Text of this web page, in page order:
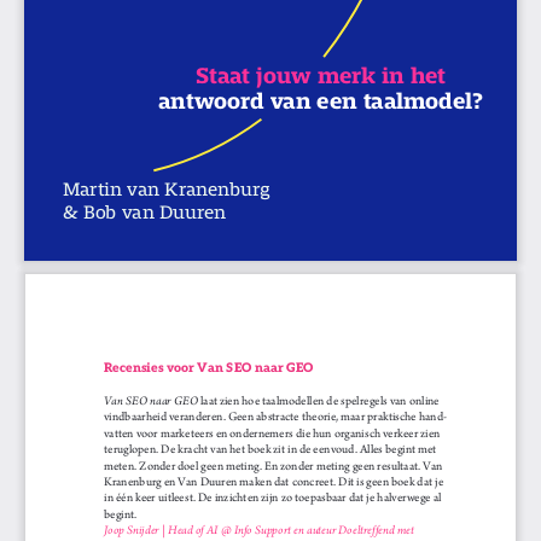
Martin van Kranenburg
& Bob van Duuren
Staat jouw merk in het
antwoord van een taalmodel?
Recensies voor Van SEO naar GEO
Van SEO naar GEOlaat zien hoe taalmodellen de spelregels van online
vindbaarheid veranderen. Geen abstracte theorie, maar praktische hand-
vatten voor marketeers en ondernemers die hun organisch verkeer zien
teruglopen. De kracht van het boek zit in de eenvoud. Alles begint met
meten. Zonder doel geen meting. En zonder meting geen resultaat. Van
Kranenburg en Van Duuren maken dat concreet. Dit is geen boek dat je
in één keer uitleest. De inzichten zijn zo toepasbaar dat je halverwege al
begint.
Joop Snijder | Head of AI @ Info Support en auteur Doeltreffend met